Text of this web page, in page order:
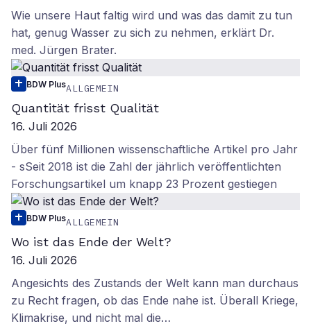
Wie unsere Haut faltig wird und was das damit zu tun
hat, genug Wasser zu sich zu nehmen, erklärt Dr.
med. Jürgen Brater.
BDW PlusALLGEMEIN
Quantität frisst Qualität
16. Juli 2026
Über fünf Millionen wissenschaftliche Artikel pro Jahr
- sSeit 2018 ist die Zahl der jährlich veröffentlichten
Forschungsartikel um knapp 23 Prozent gestiegen
BDW PlusALLGEMEIN
Wo ist das Ende der Welt?
16. Juli 2026
Angesichts des Zustands der Welt kann man durchaus
zu Recht fragen, ob das Ende nahe ist. Überall Kriege,
Klimakrise, und nicht mal die…